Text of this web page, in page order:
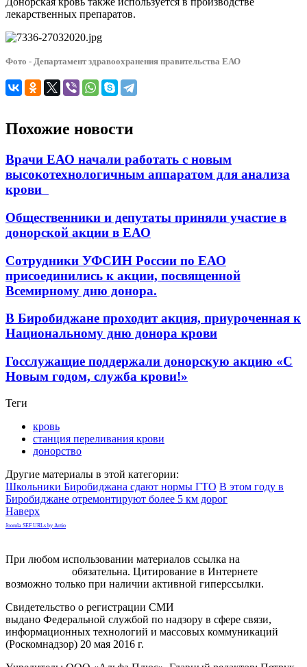
лекарственных препаратов.
Фото - Департамент здравоохранения правительства ЕАО
Похожие новости
Врачи ЕАО начали работать с новым
высокотехнологичным аппаратом для анализа
крови
Общественники и депутаты приняли участие в
донорской акции в ЕАО
Сотрудники УФСИН России по ЕАО
присоединились к акции, посвященной
Всемирному дню донора.
В Биробиджане проходит акция, приуроченная к
Национальному дню донора крови
Госслужащие поддержали донорскую акцию «С
Новым годом, служба крови!»
Теги
кровь
станция переливания крови
донорство
Другие материалы в этой категории:
Школьники Биробиджана сдают нормы ГТО В этом году в
Биробиджане отремонтируют более 5 км дорог
Наверх
Joomla SEF URLs by Artio
При любом использовании материалов ссылка на
обязательна. Цитирование в Интернете
возможно только при наличии активной гиперссылки.
Свидетельство о регистрации СМИ
выдано Федеральной службой по надзору в сфере связи,
информационных технологий и массовых коммуникаций
(Роскомнадзор) 20 мая 2016 г.